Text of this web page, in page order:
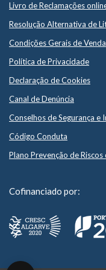
Livro de Reclamações
Resolução Alternativa de
Condições Gerais de Venda
Política de Privacidade
Declaração de Cookies
Canal de Denúncia
Conselhos de Segurança e
Código Conduta
Plano Prevenção de
Cofinanciado por: